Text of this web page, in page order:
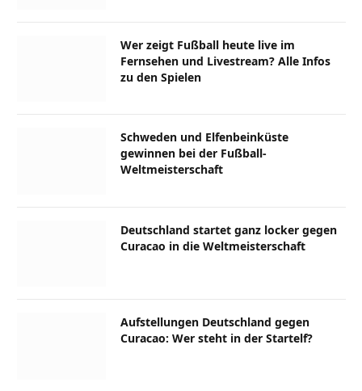
Wer zeigt Fußball heute live im
Fernsehen und Livestream? Alle Infos
zu den Spielen
Schweden und Elfenbeinküste
gewinnen bei der Fußball-
Weltmeisterschaft
Deutschland startet ganz locker gegen
Curacao in die Weltmeisterschaft
Aufstellungen Deutschland gegen
Curacao: Wer steht in der Startelf?